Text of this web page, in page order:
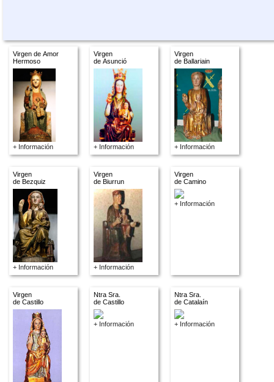
Virgen de Amor
Hermoso
+ Información
Virgen
de Asunció
+ Información
Virgen
de Ballariain
+ Información
Virgen
de Bezquiz
+ Información
Virgen
de Biurrun
+ Información
Virgen
de Camino
+ Información
Virgen
de Castillo
Ntra Sra.
de Castillo
+ Información
Ntra Sra.
de Catalaín
+ Información